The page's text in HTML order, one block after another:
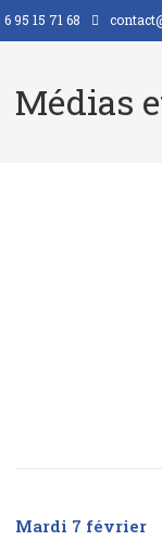
95 15 71 68
Médias
Mardi 7 février